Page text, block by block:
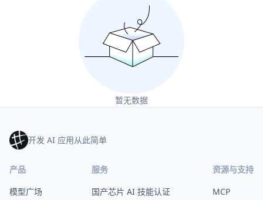
暂无数据
开发 AI 应用从此简单
产品
模型广场
服务
国产芯片 AI 技能认证
资源与支持
MCP